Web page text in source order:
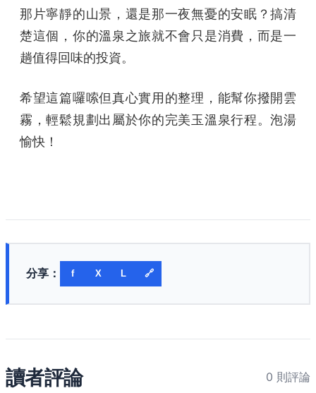
那片寧靜的山景，還是那一夜無憂的安眠？搞清
楚這個，你的溫泉之旅就不會只是消費，而是一
趟值得回味的投資。
希望這篇囉嗦但真心實用的整理，能幫你撥開雲
霧，輕鬆規劃出屬於你的完美玉溫泉行程。泡湯
愉快！
分享： f X L 🔗
讀者評論 0 則評論